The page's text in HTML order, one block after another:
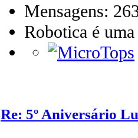
Mensagens:
Robotica é
Re: 5º Aniversário